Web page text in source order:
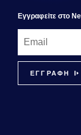
Εγγραφεiτε στο